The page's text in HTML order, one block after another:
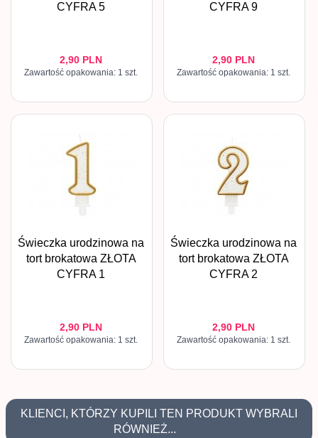
CYFRA 5
2,90 PLN
Zawartość opakowania: 1 szt.
CYFRA 9
2,90 PLN
Zawartość opakowania: 1 szt.
Świeczka urodzinowa na
tort brokatowa ZŁOTA
CYFRA 1
2,90 PLN
Zawartość opakowania: 1 szt.
Świeczka urodzinowa na
tort brokatowa ZŁOTA
CYFRA 2
2,90 PLN
Zawartość opakowania: 1 szt.
KLIENCI, KTÓRZY KUPILI TEN PRODUKT WYBRALI
RÓWNIEŻ...